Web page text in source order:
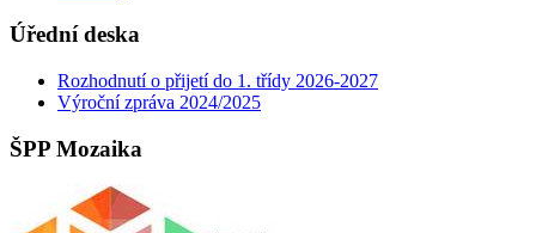
Úřední deska
Rozhodnutí o přijetí do 1. třídy 2026-2027
Výroční zpráva 2024/2025
ŠPP Mozaika